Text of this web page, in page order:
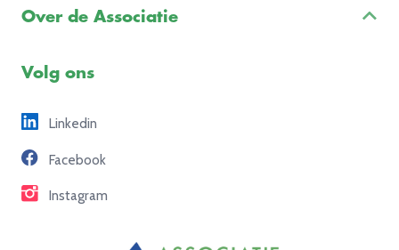
Examenreglement
Over de Associatie
Freelance opdrachten
Partners
Contact
Volg ons
Linkedin
Facebook
Instagram